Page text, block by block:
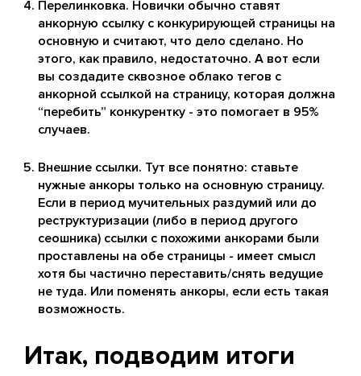
Перелинковка. Новички обычно ставят
анкорную ссылку с конкурирующей страницы на
основную и считают, что дело сделано. Но
этого, как правило, недостаточно. А вот если
вы создадите сквозное облако тегов с
анкорной ссылкой на страницу, которая должна
“перебить” конкурентку - это помогает в 95%
случаев.
Внешние ссылки. Тут все понятно: ставьте
нужные анкоры только на основную страницу.
Если в период мучительных раздумий или до
реструктуризации (либо в период другого
сеошника) ссылки с похожими анкорами были
проставлены на обе страницы - имеет смысл
хотя бы частично переставить/снять ведущие
не туда. Или поменять анкоры, если есть такая
возможность.
Итак, подводим итоги